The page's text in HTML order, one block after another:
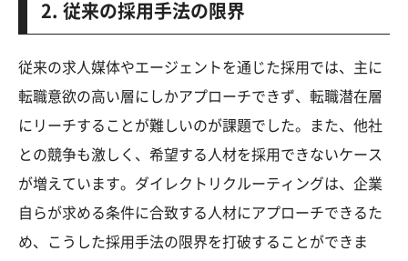
2. 従来の採用手法の限界
従来の求人媒体やエージェントを通じた採用では、主に
転職意欲の高い層にしかアプローチできず、転職潜在層
にリーチすることが難しいのが課題でした。また、他社
との競争も激しく、希望する人材を採用できないケース
が増えています。ダイレクトリクルーティングは、企業
自らが求める条件に合致する人材にアプローチできるた
め、こうした採用手法の限界を打破することができま